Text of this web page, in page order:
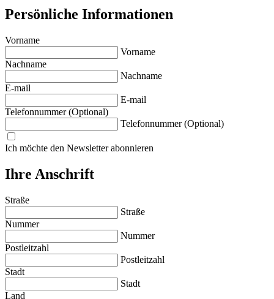
Persönliche Informationen
Vorname
Vorname
Nachname
Nachname
E-mail
E-mail
Telefonnummer (Optional)
Telefonnummer (Optional)
Ich möchte den Newsletter abonnieren
Ihre Anschrift
Straße
Straße
Nummer
Nummer
Postleitzahl
Postleitzahl
Stadt
Stadt
Land